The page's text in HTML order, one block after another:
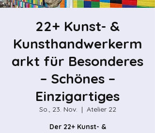
22+ Kunst- &
Kunsthandwerkerm
arkt für Besonderes
– Schönes –
Einzigartiges
So., 23. Nov.
  |
Atelier 22
Der 22+ Kunst- &